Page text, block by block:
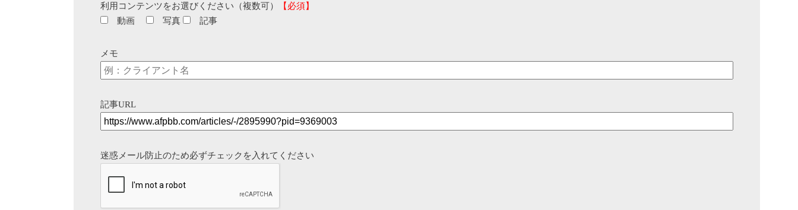
利用コンテンツをお選びください（複数可）
【必須】
動画
写真 記事
メモ
記事URL
迷惑メール防止のため必ずチェックを入れてください